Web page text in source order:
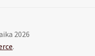
2026
.